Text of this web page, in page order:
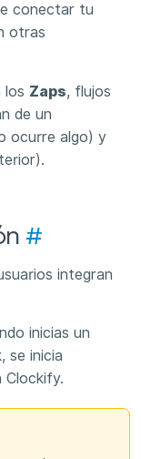
conectar tu
otras
los Zaps, flujos
de un
ocurre algo) y
#
integran
inicias un
se inicia
Clockify.